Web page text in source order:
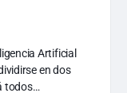
Artificial
en dos
todos…